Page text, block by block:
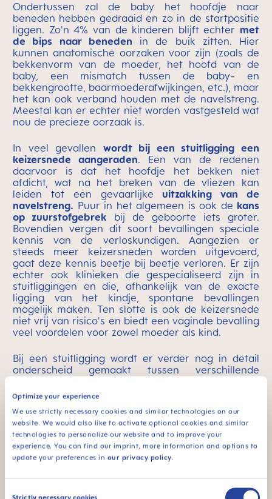
Optimize your experience
We use strictly necessary cookies and similar technologies on our
website. We would also like to activate optional cookies and similar
technologies to personalize our website and to improve your
experience. You can find our imprint, more information and options to
update your preferences in our privacy policy.
Consent
Ondertussen zal de baby het hoofdje naar
beneden hebben gedraaid en zo in de startpositie
liggen. Zo'n 4% van de kinderen blijft echter met
de bips naar beneden in de buik zitten. Hier
kunnen anatomische oorzaken voor zijn (zoals de
bekkenvorm van de moeder, het hoofd van de
baby, een mismatch tussen de baby- en
bekkengrootte, baarmoederafwijkingen, etc.), maar
het kan ook verband houden met de navelstreng.
Meestal kan er echter niet worden vastgesteld wat
nou de precieze oorzaak is.
In veel gevallen wordt bij een stuitligging een
keizersnede aangeraden. Een van de redenen
daarvoor is dat het hoofdje het bekken niet
afdicht, wat na het breken van de vliezen kan
leiden tot een gevaarlijke uitzakking van de
navelstreng. Puur in het algemeen is ook de kans
op zuurstofgebrek bij de geboorte iets groter.
Bovendien vergen dit soort bevallingen speciale
kennis van de verloskundigen. Aangezien er
steeds meer keizersneden worden uitgevoerd,
gaat deze kennis beetje bij beetje verloren. Er zijn
echter ook klinieken die gespecialiseerd zijn in
stuitliggingen en die, afhankelijk van de exacte
ligging van het kindje, spontane bevallingen
mogelijk maken. Ten slotte is ook de keizersnede
niet vrij van risico's en biedt een vaginale bevalling
veel voordelen voor zowel moeder als kind.
Bij een stuitligging wordt er verder nog in detail
onderscheid gemaakt tussen verschillende
bevalling:
Onvolkomen stuitligging
De benen zijn met de knieën naar boven